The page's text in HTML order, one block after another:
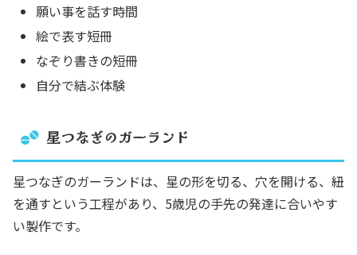
願い事を話す時間
絵で表す短冊
なぞり書きの短冊
自分で結ぶ体験
星つなぎのガーランド
星つなぎのガーランドは、星の形を切る、穴を開ける、紐
を通すという工程があり、5歳児の手先の発達に合いやす
い製作です。